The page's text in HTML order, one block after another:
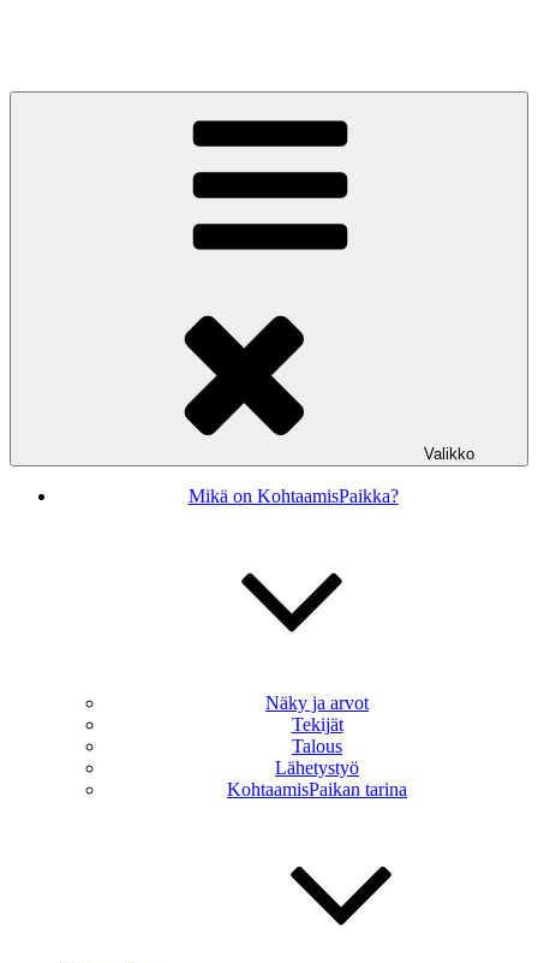
Valikko
Mikä on KohtaamisPaikka?
Näky ja arvot
Tekijät
Talous
Lähetystyö
KohtaamisPaikan tarina